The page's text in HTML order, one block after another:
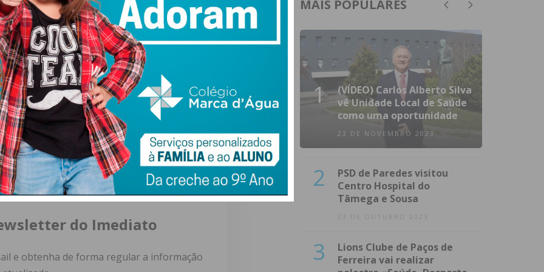
a ser uma forma de passar o tempo para a maioria dos
manteve a mesma frequência. No entanto, cozinhar e
se inalterados para a maioria dos portugueses, 52% e
na cidade, 27% passou a preferir andar a pé. No
opção teve menos adesão, aponta ainda o estudo da
do Imediato
e obtenha de forma regular a informação
MAIS POPULARES
1
(VÍDEO) Carlos Alberto Silva
vê Unidade Local de Saúde
como uma oportunidade
23 DE NOVEMBRO 2023
2
PSD de Paredes visitou
Centro Hospital do
Tâmega e Sousa
23 DE OUTUBRO 2023
3
Lions Clube de Paços de
Ferreira vai realizar